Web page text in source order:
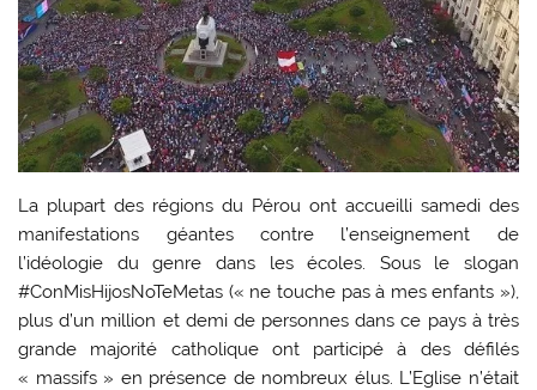
La plupart des régions du Pérou ont accueilli samedi des
manifestations géantes contre l’enseignement de
l’idéologie du genre dans les écoles. Sous le slogan
#ConMisHijosNoTeMetas (« ne touche pas à mes enfants »),
plus d’un million et demi de personnes dans ce pays à très
grande majorité catholique ont participé à des défilés
« massifs » en présence de nombreux élus. L’Eglise n’était